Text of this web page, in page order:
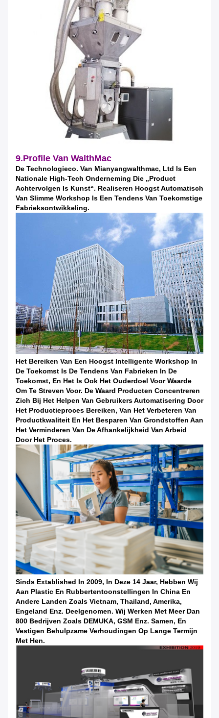
9.Profile Van WalthMac
De Technologieco. Van Mianyangwalthmac, Ltd Is Een
Nationale High-Tech Onderneming Die „product
Achtervolgen Is Kunst“. Realiseren Hoogst Automatisch
Van Slimme Workshop Is Een Tendens Van Toekomstige
Fabrieksontwikkeling.
Het Bereiken Van Een Hoogst Intelligente Workshop In
De Toekomst Is De Tendens Van Fabrieken In De
Toekomst, En Het Is Ook Het Ouderdoel Voor Waarde
Om Te Streven Voor. De Waard Producten Concentreren
Zich Bij Het Helpen Van Gebruikers Automatisering Door
Het Productieproces Bereiken, Van Het Verbeteren Van
Productkwaliteit En Het Besparen Van Grondstoffen Aan
Het Verminderen Van De Afhankelijkheid Van Arbeid
Door Het Proces.
Sinds Extablished In 2009, In Deze 14 Jaar, Hebben Wij
Aan Plastic En Rubbertentoonstellingen In China En
Andere Landen Zoals Vietnam, Thailand, Amerika,
Engeland Enz. Deelgenomen. Wij Werken Met Meer Dan
800 Bedrijven Zoals DEMUKA, GSM Enz. Samen, En
Vestigen Behulpzame Verhoudingen Op Lange Termijn
Met Hen.